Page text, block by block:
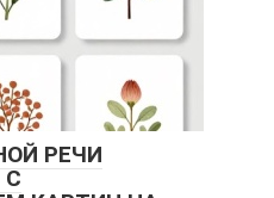
РЕЧИ
С